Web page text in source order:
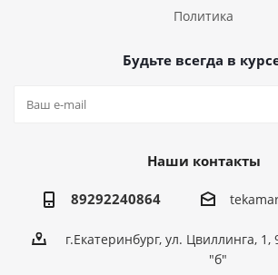
Политика
Будьте всегда в
Наши контакты
89292240864
г.Екатеринбург, ул. Цвиллинга, 1,
"б"